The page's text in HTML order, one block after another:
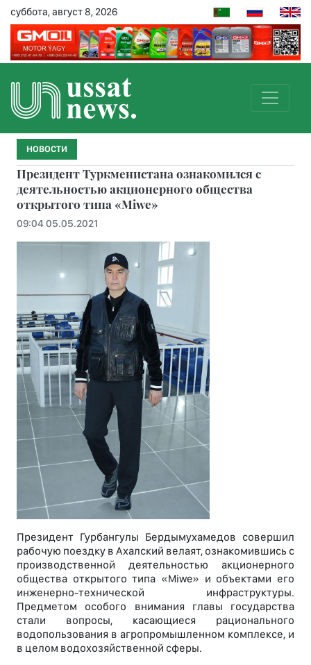
суббота, август 8, 2026
НОВОСТИ
Президент Туркменистана ознакомился с
деятельностью акционерного общества
открытого типа «Miwe»
09:04 05.05.2021
Президент Гурбангулы Бердымухамедов совершил
рабочую поездку в Ахалский велаят, ознакомившись с
производственной деятельностью акционерного
общества открытого типа «Miwe» и объектами его
инженерно-технической инфраструктуры.
Предметом особого внимания главы государства
стали вопросы, касающиеся рационального
водопользования в агропромышленном комплексе, и
в целом водохозяйственной сферы.